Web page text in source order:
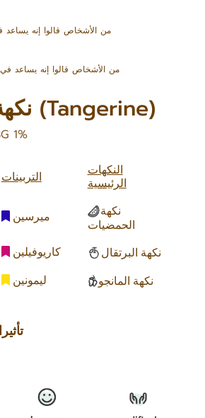
٪20 من الأشخاص قالوا إنه يساعد
٪20 من الأشخاص قالوا إنه يساعد
نكهة اليوسفي (Tangerine)
1%
التربينات
النكهات
الرئيسية
ميرسين
نكهة
الحمضيات
كاريوفيلين
نكهة البرتقال
ليمونين نكهة المانجو